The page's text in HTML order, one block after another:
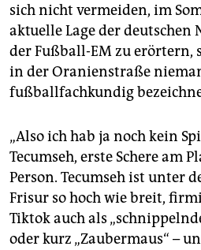
sich nicht vermeiden, im
aktuelle Lage der deutschen
der Fußball-EM zu erörtern,
in der Oranienstraße
fußballfachkundig
„Also ich hab ja noch kein
Tecumseh, erste Schere am
Person. Tecumseh ist unter
Frisur so hoch wie breit,
Tiktok auch als
oder kurz „Zaubermaus“ –